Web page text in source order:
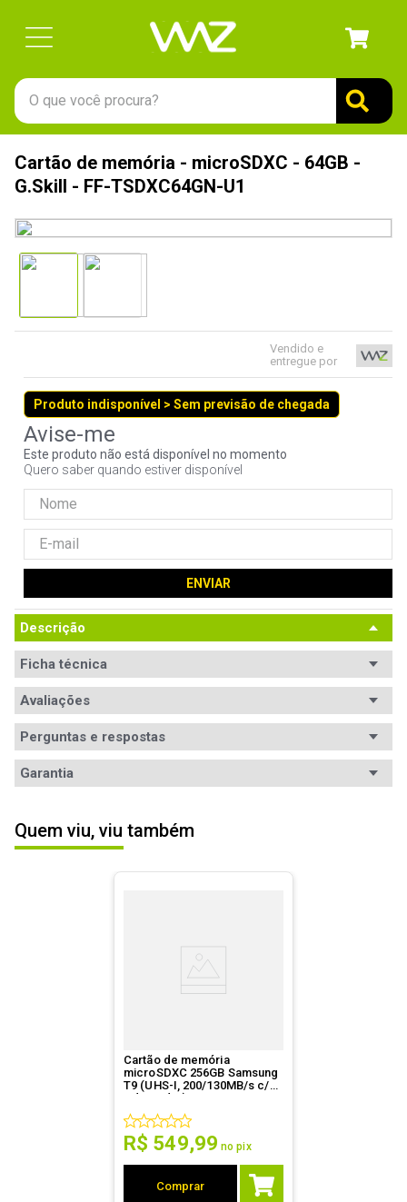
O que você procura?
Cartão de memória - microSDXC - 64GB -
G.Skill - FF-TSDXC64GN-U1
Vendido e
entregue por
Produto indisponível > Sem previsão de chegada
Este produto não está disponível no momento
Quero saber quando estiver disponível
ENVIAR
Descrição
Ficha técnica
Avaliações
Avaliações
ESCREVER AVALIAÇÃO
Perguntas e respostas
Garantia
Informações A garantia deste produto é exercida com a WAZ
em meses na nota fiscal. Contato:
Quem viu, viu também
Cartão de memória
microSDXC 256GB Samsung
T9 (UHS-I, 200/130MB/s c/
Adaptador) - MB-
MH256T/AM
R$ 549,99 no pix
Comprar
gabinete
3º
ssd
6º
mouse
8º
controle
10º fractal